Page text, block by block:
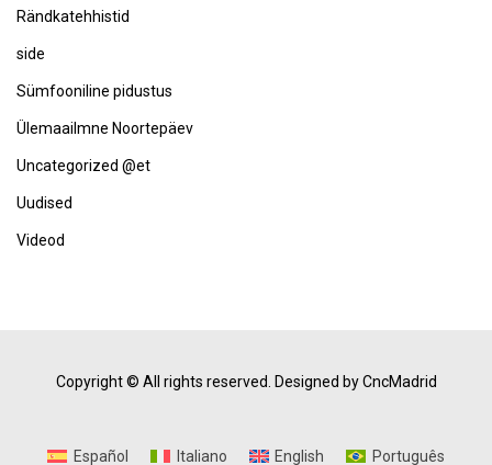
Rändkatehhistid
side
Sümfooniline pidustus
Ülemaailmne Noortepäev
Uncategorized @et
Uudised
Videod
Copyright © All rights reserved. Designed by CncMadrid
Español Italiano English Português